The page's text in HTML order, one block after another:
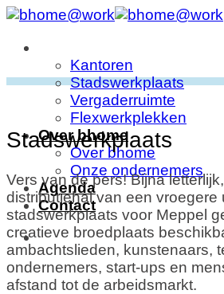
Ga
inhoud
Kantoren
Stadswerkplaats
Vergaderruimte
Flexwerkplekken
Over bhome
Over bhome
Onze ondernemers
Agenda
Contact
Stadswerkplaats
Vers van de pers! Bijna
distributiehal van een vroegere
stadswerkplaats voor Meppel
creatieve broedplaats
ambachtslieden, kunstenaars,
ondernemers, start-ups en
afstand tot de arbeidsmarkt.